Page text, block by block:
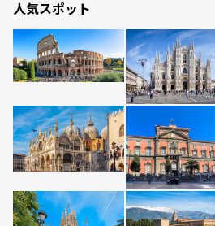
人気スポット